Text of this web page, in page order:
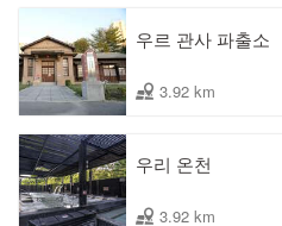
우르 관사 파출소
3.92 km
우리 온천
3.92 km